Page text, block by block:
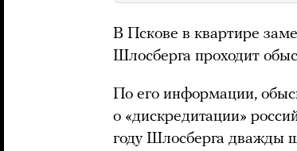
В Пскове в квартире
Шлосберга проходит
По его информации,
о «дискредитации»
году Шлосберга дважды